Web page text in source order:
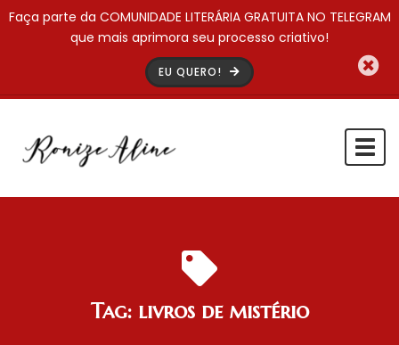
Faça parte da COMUNIDADE LITERÁRIA GRATUITA NO TELEGRAM
que mais aprimora seu processo criativo!
EU QUERO!
Tag: livros de mistério